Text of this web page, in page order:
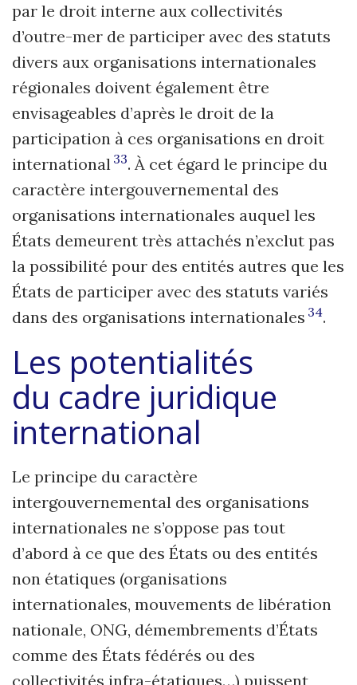
par le droit interne aux collectivités
d’outre-mer de participer avec des statuts
divers aux organisations internationales
régionales doivent également être
envisageables d’après le droit de la
participation à ces organisations en droit
international 33. À cet égard le principe du
caractère intergouvernemental des
organisations internationales auquel les
États demeurent très attachés n’exclut pas
la possibilité pour des entités autres que les
États de participer avec des statuts variés
dans des organisations internationales 34.
Les potentialités
du cadre juridique
international
Le principe du caractère
intergouvernemental des organisations
interna­tionales ne s’oppose pas tout
d’abord à ce que des États ou des entités
non éta­tiques (organisations
internationales, mouvements de libération
nationale, ONG, démembrements d’États
comme des États fédérés ou des
collectivités infra-étatiques…) puissent